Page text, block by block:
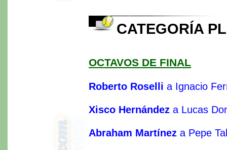
CATEGORÍA
OCTAVOS DE FINAL
Roberto Roselli a Ignacio
Xisco Hernández a Lucas
Abraham Martínez a Pepe